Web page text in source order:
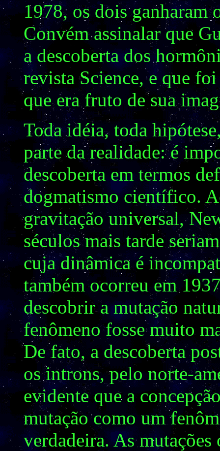
1978, os dois ganharam
Convém assinalar que
a descoberta dos
revista Science, e que
que era fruto de sua
Toda idéia, toda
parte da realidade: é
descoberta em termos
dogmatismo científico.
gravitação universal,
séculos mais tarde
cuja dinâmica é
também ocorreu em
descobrir a mutação
fenômeno fosse muito
De fato, a descoberta
os introns, pelo norte-
evidente que a
mutação como um
verdadeira. As mutações